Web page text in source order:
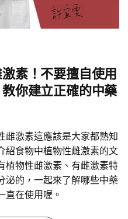
素！不要擅自使用
你建立正確的中藥
雌激素這應該是大家都熟知
紹食物中植物性雌激素的文
植物性雌激素、有雌激素特
泌的，一起來了解哪些中藥
直在使用喔。